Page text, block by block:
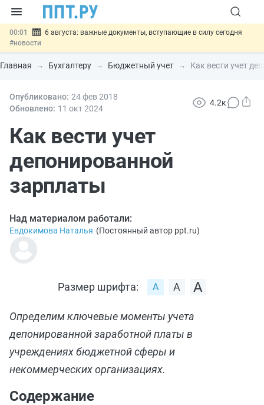
00:01
6 августа: важные документы, вступающие в силу сегодня
#новости
05.08 Обновили сообщения НПФ о договорах НПО и долгосрочных
сбережений#новости
05.08 Систему страхования вкладов распространили на электронные
кошельки#новости
#новости
Главная Бухгалтеру Бюджетный учет Как вести учет
Опубликовано: 24 фев2018
Обновлено: 11 окт2024
4.2к
Как вести учет
депонированной
зарплаты
Над материалом работали:
Евдокимова Наталья (Постоянный автор ppt.ru)
Размер шрифта:
Определим ключевые моменты учета
депонированной заработной платы в
учреждениях бюджетной сферы и
некоммерческих организациях.
Содержание